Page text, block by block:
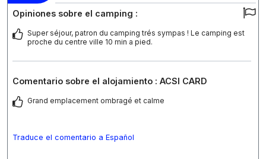
Opiniones sobre el camping :
Super séjour, patron du camping trés sympas ! Le camping est
proche du centre ville 10 min a pied.
Comentario sobre el alojamiento : ACSI CARD
Grand emplacement ombragé et calme
Traduce el comentario a Español